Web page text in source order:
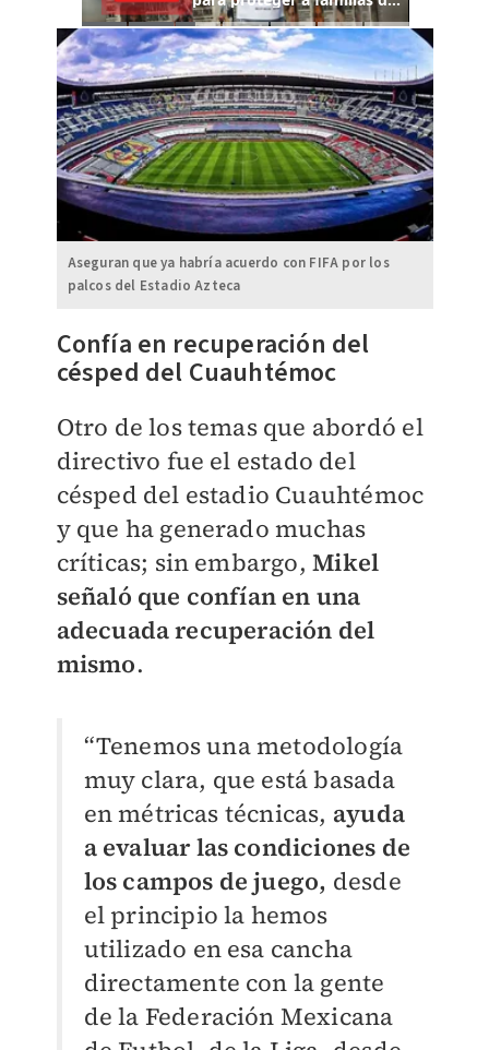
Aseguran que ya habría acuerdo con FIFA por los
palcos del Estadio Azteca
Confía en recuperación del
césped del Cuauhtémoc
Otro de los temas que abordó el
directivo fue el estado del
césped del estadio Cuauhtémoc
y que ha generado muchas
críticas; sin embargo,Mikel
señaló que confían en una
adecuada recuperación del
mismo.
“Tenemos una metodología
muy clara, que está basada
en métricas técnicas, ayuda
a evaluar las condiciones de
los campos de juego, desde
el principio la hemos
utilizado en esa cancha
directamente con la gente
de la Federación Mexicana